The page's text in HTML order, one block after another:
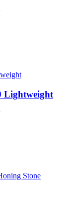
Lightweight